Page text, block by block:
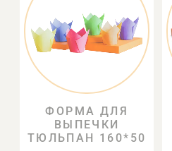
ФОРМА ДЛЯ
ВЫПЕЧКИ
ТЮЛЬПАН 160*50